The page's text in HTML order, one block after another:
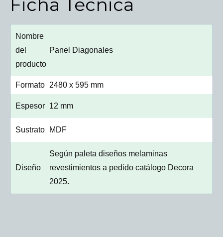
Ficha Técnica
Nombre
del
producto
Panel Diagonales
Formato 2480 x 595 mm
Espesor 12 mm
Sustrato MDF
Diseño
Según paleta diseños melaminas
revestimientos a pedido catálogo Decora
2025.